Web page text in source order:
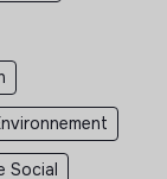
Social